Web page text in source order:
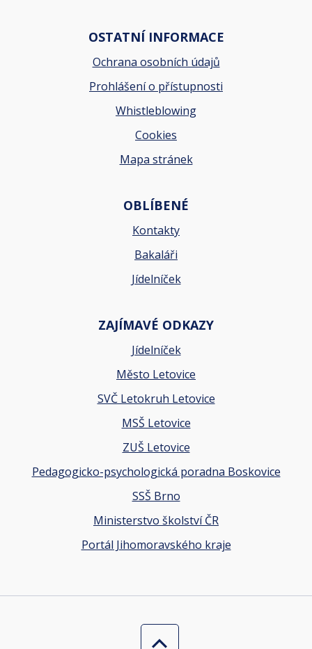
OSTATNÍ INFORMACE
Ochrana osobních údajů
Prohlášení o přístupnosti
Whistleblowing
Cookies
Mapa stránek
OBLÍBENÉ
Kontakty
Bakaláři
Jídelníček
ZAJÍMAVÉ ODKAZY
Jídelníček
Město Letovice
SVČ Letokruh Letovice
MSŠ Letovice
ZUŠ Letovice
Pedagogicko-psychologická poradna Boskovice
SSŠ Brno
Ministerstvo školství ČR
Portál Jihomoravského kraje